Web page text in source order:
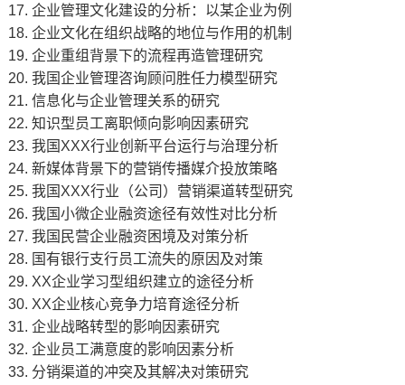
17. 企业管理文化建设的分析：以某企业为例
18. 企业文化在组织战略的地位与作用的机制
19. 企业重组背景下的流程再造管理研究
20. 我国企业管理咨询顾问胜任力模型研究
21. 信息化与企业管理关系的研究
22. 知识型员工离职倾向影响因素研究
23. 我国XXX行业创新平台运行与治理分析
24. 新媒体背景下的营销传播媒介投放策略
25. 我国XXX行业（公司）营销渠道转型研究
26. 我国小微企业融资途径有效性对比分析
27. 我国民营企业融资困境及对策分析
28. 国有银行支行员工流失的原因及对策
29. XX企业学习型组织建立的途径分析
30. XX企业核心竞争力培育途径分析
31. 企业战略转型的影响因素研究
32. 企业员工满意度的影响因素分析
33. 分销渠道的冲突及其解决对策研究